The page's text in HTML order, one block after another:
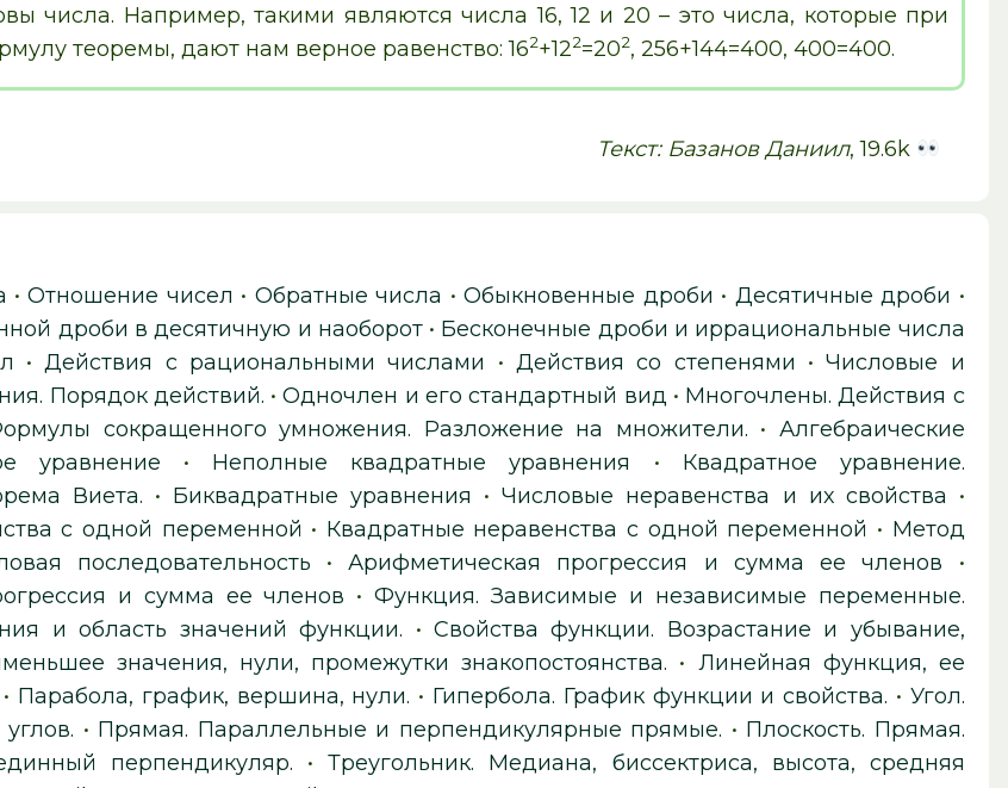
числа. Например, такими являются числа 16, 12 и 20 – это числа, которые при
теоремы, дают нам верное равенство: 162+122=202, 256+144=400, 400=400.
Текст: Базанов Даниил, 19.6k
•Отношение чисел • Обратные числа •Обыкновенные дроби • Десятичные дроби •
дроби в десятичную и наоборот• Бесконечные дроби и иррациональные числа
•Действия с рациональными числами •Действия со степенями •Числовые и
Порядок действий. •Одночлен и его стандартный вид • Многочлены. Действия с
сокращенного умножения. Разложение на множители. • Алгебраические
уравнение • Неполные квадратные уравнения • Квадратное уравнение.
Виета. • Биквадратные уравнения •Числовые неравенства и их свойства •
с одной переменной • Квадратные неравенства с одной переменной • Метод
последовательность •Арифметическая прогрессия и сумма ее членов •
и сумма ее членов •Функция. Зависимые и независимые переменные.
и область значений функции. • Свойства функции. Возрастание и убывание,
значения, нули, промежутки знакопостоянства. • Линейная функция, ее
Парабола, график, вершина, нули. • Гипербола. График функции и свойства. • Угол.
• Прямая. Параллельные и перпендикулярные прямые. • Плоскость. Прямая.
перпендикуляр. •Треугольник. Медиана, биссектриса, высота, средняя